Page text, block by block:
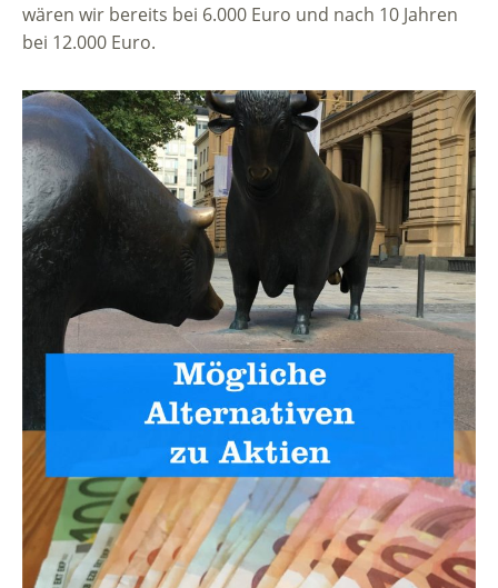
wären wir bereits bei 6.000 Euro und nach 10 Jahren
bei 12.000 Euro.